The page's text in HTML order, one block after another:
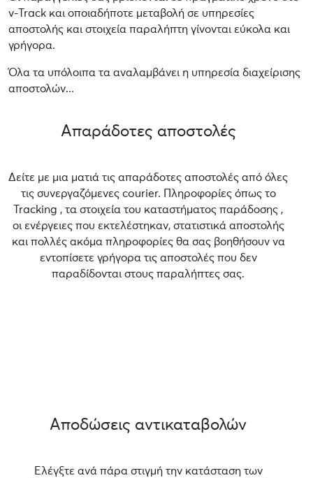
v-Track και οποιαδήποτε μεταβολή σε υπηρεσίες
αποστολής και στοιχεία παραλήπτη γίνονται εύκολα και
γρήγορα.
Όλα τα υπόλοιπα τα αναλαμβάνει η υπηρεσία διαχείρισης
αποστολών...
Απαράδοτες αποστολές
Δείτε με μια ματιά τις απαράδοτες αποστολές από όλες
τις συνεργαζόμενες courier. Πληροφορίες όπως το
Tracking , τα στοιχεία του καταστήματος παράδοσης ,
οι ενέργειες που εκτελέστηκαν, στατιστικά αποστολής
και πολλές ακόμα πληροφορίες θα σας βοηθήσουν να
εντοπίσετε γρήγορα τις αποστολές που δεν
παραδίδονται στους παραλήπτες σας.
Αποδώσεις αντικαταβολών
Ελέγξτε ανά πάρα στιγμή την κατάσταση των